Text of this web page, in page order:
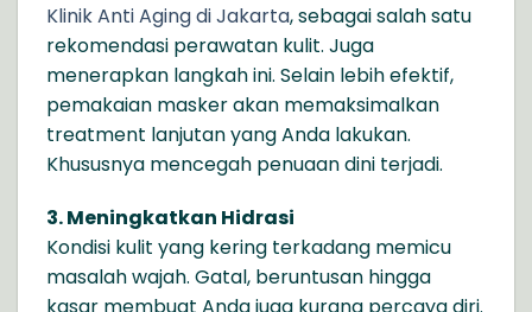
Klinik Anti Aging di Jakarta, sebagai salah satu
rekomendasi perawatan kulit. Juga
menerapkan langkah ini. Selain lebih efektif,
pemakaian masker akan memaksimalkan
treatment lanjutan yang Anda lakukan.
Khususnya mencegah penuaan dini terjadi.
3. Meningkatkan Hidrasi
Kondisi kulit yang kering terkadang memicu
masalah wajah. Gatal, beruntusan hingga